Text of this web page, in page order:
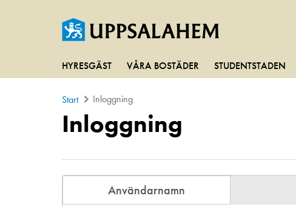
HYRESGÄST VÅRA BOSTÄDER STUDENTSTADEN
Start Inloggning
Inloggning
Användarnamn